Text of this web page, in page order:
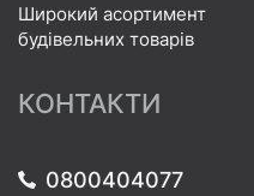
Широкий асортимент
будівельних товарів
КОНТАКТИ
0800404077